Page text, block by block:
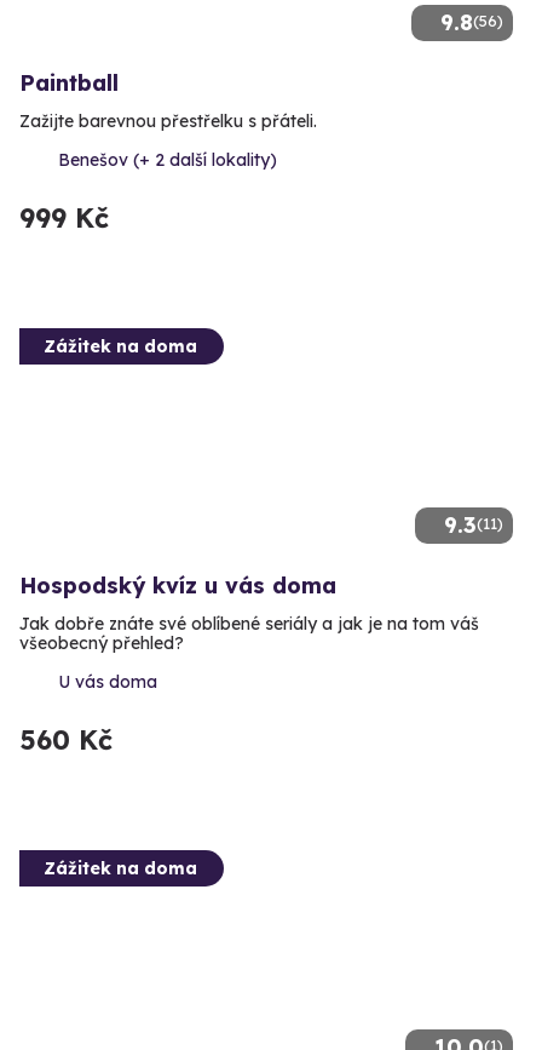
9.8(56)
Paintball
Zažijte barevnou přestřelku s přáteli.
Benešov (+ 2 další lokality)
999 Kč
9.3(11)
Zážitek na doma
Hospodský kvíz u vás doma
Jak dobře znáte své oblíbené seriály a jak je na tom váš
všeobecný přehled?
U vás doma
560 Kč
(1)
Zážitek na doma